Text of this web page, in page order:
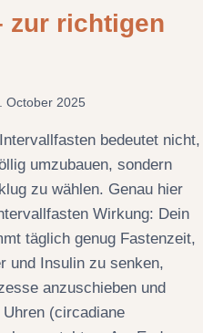
zur richtigen
October 2025
bedeutet nicht,
umzubauen, sondern
zu wählen. Genau hier
Wirkung: Dein
täglich genug Fastenzeit,
und Insulin zu senken,
anzuschieben und
(circadiane